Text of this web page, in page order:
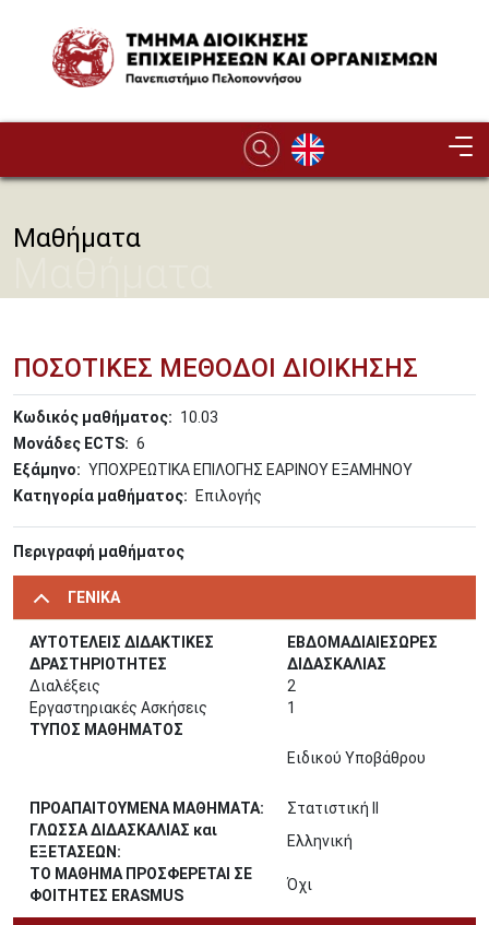
Image
Μαθήματα
ΠΟΣΟΤΙΚΕΣ ΜΕΘΟΔΟΙ ΔΙΟΙΚΗΣΗΣ
Κωδικός μαθήματος
10.03
Μονάδες ECTS
6
Εξάμηνο
ΥΠΟΧΡΕΩΤΙΚΑ ΕΠΙΛΟΓΗΣ ΕΑΡΙΝΟΥ ΕΞΑΜΗΝΟΥ
Κατηγορία μαθήματος
Επιλογής
Περιγραφή μαθήματος
ΓΕΝΙΚΑ
ΑΥΤΟΤΕΛΕΙΣ ΔΙΔΑΚΤΙΚΕΣ
ΔΡΑΣΤΗΡΙΟΤΗΤΕΣ
ΕΒΔΟΜΑΔΙΑΙΕΣΩΡΕΣ
ΔΙΔΑΣΚΑΛΙΑΣ
Διαλέξεις
2
Εργαστηριακές Ασκήσεις
1
ΤΥΠΟΣ ΜΑΘΗΜΑΤΟΣ
Ειδικού Υποβάθρου
ΠΡΟΑΠΑΙΤΟΥΜΕΝΑ ΜΑΘΗΜΑΤΑ:
Στατιστική ΙΙ
ΓΛΩΣΣΑ ΔΙΔΑΣΚΑΛΙΑΣ και
ΕΞΕΤΑΣΕΩΝ:
Ελληνική
ΤΟ ΜΑΘΗΜΑ ΠΡΟΣΦΕΡΕΤΑΙ ΣΕ
ΦΟΙΤΗΤΕΣ ERASMUS
Όχι